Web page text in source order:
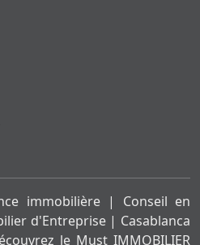
immobilière | Conseil en
d'Entreprise | Casablanca
le Must IMMOBILIER